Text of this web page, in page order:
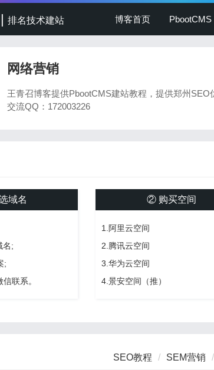
排名技术建站 博客首页 PbootCMS
网络营销
王青召博客提供PbootCMS建站教程，提供郑州
交流QQ：172003226
域名
名;
;
联系。
② 购买空间
1.阿里云空间
2.腾讯云空间
3.华为云空间
4.景安空间（推）
SEO教程 SEM营销